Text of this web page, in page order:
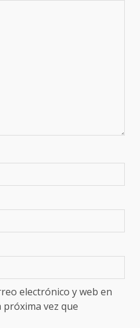
electrónico y web en
vez que